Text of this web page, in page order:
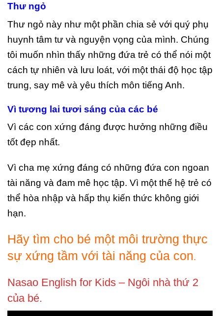
Thư ngỏ
Thư ngỏ này như một phần chia sẻ với quý phụ
huynh tâm tư và nguyện vọng của mình. Chúng
tôi muốn nhìn thấy những đứa trẻ có thể nói một
cách tự nhiên và lưu loát, với một thái độ học tập
trung, say mê và yêu thích môn tiếng Anh.
Vì tương lai tươi sáng của các bé
Vì các con xứng đáng được hưởng những điều
tốt đẹp nhất.
Vì cha mẹ xứng đáng có những đứa con ngoan
tài năng và đam mê học tập. Vì một thế hệ trẻ có
thể hòa nhập và hấp thụ kiến thức không giới
hạn.
Hãy tìm cho bé một môi trường thực
sự xứng tầm với tài năng của con.
Nasao English for Kids – Ngôi nhà thứ 2
của bé.